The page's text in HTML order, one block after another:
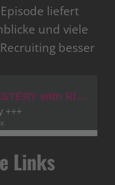
Episode liefert
und viele
besser
Links